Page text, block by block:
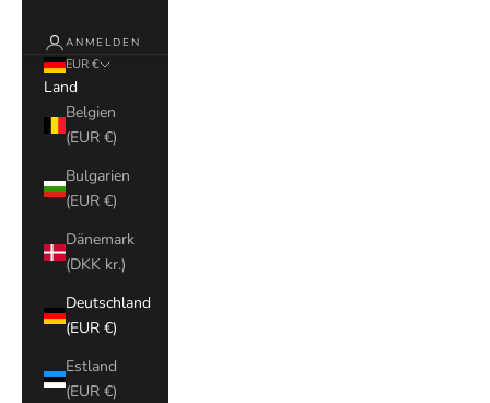
ANMELDEN
EUR €
Land
Belgien
(EUR €)
Bulgarien
(EUR €)
Dänemark
(DKK kr.)
Deutschland
(EUR €)
Estland
(EUR €)